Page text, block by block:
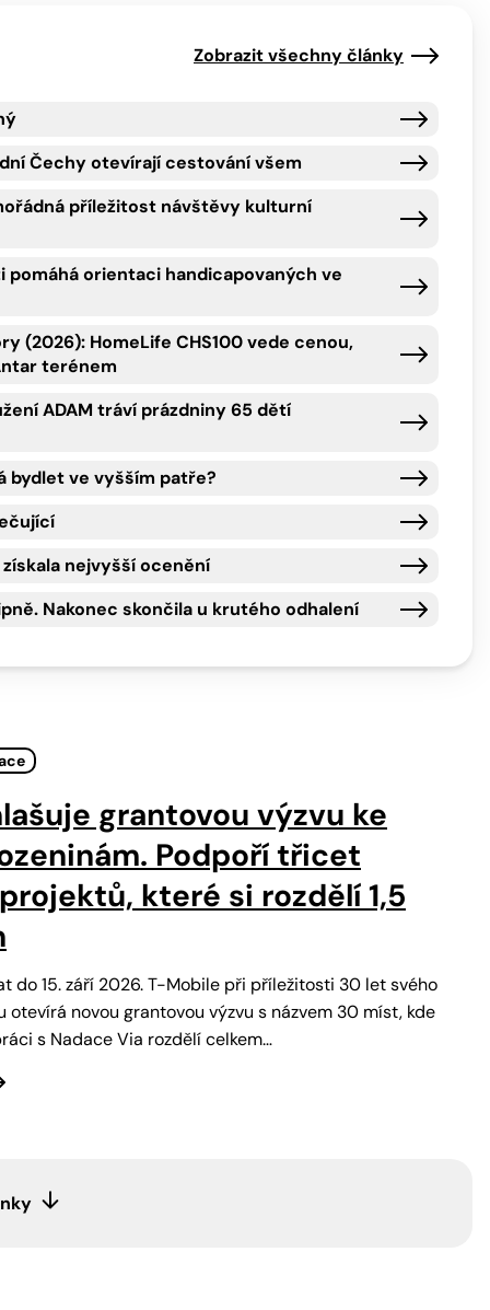
Zobrazit všechny články
Čechy otevírají cestování všem
příležitost návštěvy kulturní
orientaci handicapovaných ve
(2026): HomeLife CHS100 vede cenou,
terénem
ADAM tráví prázdniny 65 dětí
bydlet ve vyšším patře?
nejvyšší ocenění
Nakonec skončila u krutého odhalení
grantovou výzvu ke
Podpoří třicet
které si rozdělí 1,5
do 15. září 2026. T-Mobile při příležitosti 30 let svého
otevírá novou grantovou výzvu s názvem 30 míst, kde
s Nadace Via rozdělí celkem…